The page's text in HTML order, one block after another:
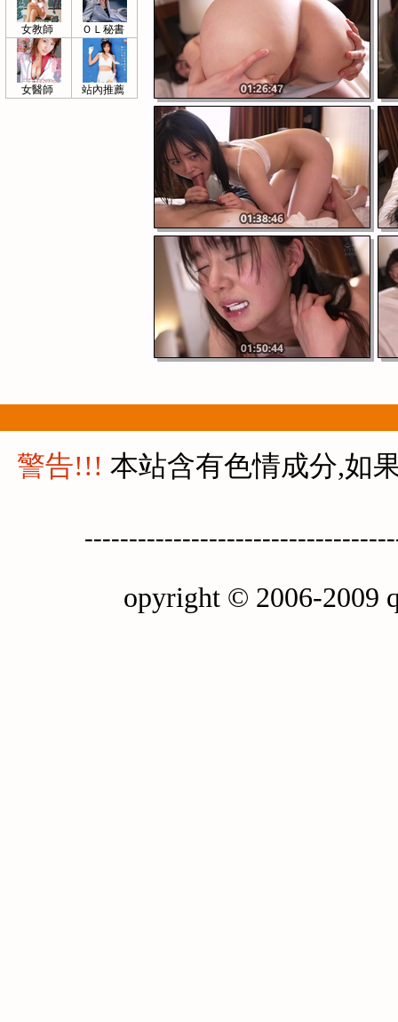
女教師 ＯＬ秘書
女醫師 站內推薦
警告!!! 本站含有色情成分,如
opyright © 2006-2009